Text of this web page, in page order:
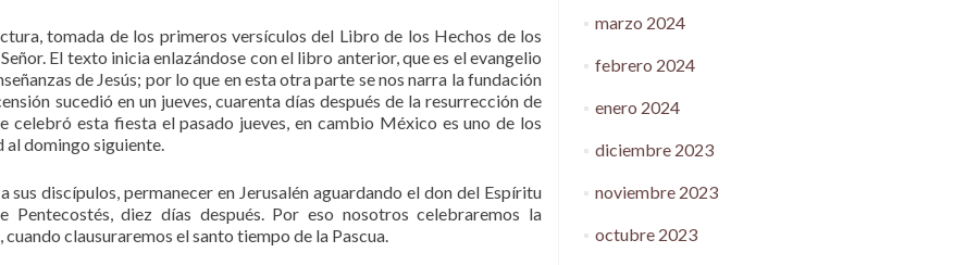
tomada de los primeros versículos del Libro de los Hechos de los
El texto inicia enlazándose con el libro anterior, que es el evangelio
de Jesús; por lo que en esta otra parte se nos narra la fundación
sucedió en un jueves, cuarenta días después de la resurrección de
celebró esta fiesta el pasado jueves, en cambio México es uno de los
domingo siguiente.
sus discípulos, permanecer en Jerusalén aguardando el don del Espíritu
diez días después. Por eso nosotros celebraremos la
clausuraremos el santo tiempo de la Pascua.
marzo 2024
febrero 2024
enero 2024
diciembre 2023
noviembre 2023
octubre 2023